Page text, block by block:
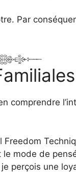
Par
comprendre
Freedom
mode de
perçois une